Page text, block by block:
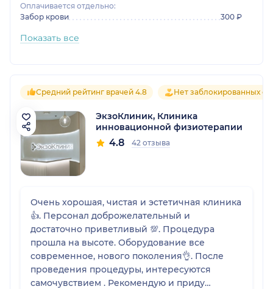
Оплачивается отдельно:
Забор крови
300 ₽
Показать все
Средний рейтинг врачей 4.8 Нет заблокированных
ЭкзоКлиник, Клиника
инновационной физиотерапии
4.8 42 отзыва
Очень хорошая, чистая и эстетичная клиника
👍. Персонал доброжелательный и
достаточно приветливый 💯. Процедура
прошла на высоте. Оборудование все
современное, нового поколения👌. После
проведения процедуры, интересуются
самочувствием . Рекомендую и приду